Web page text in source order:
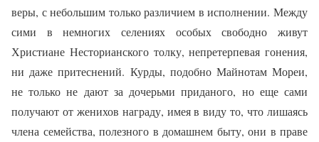
веры, с небольшим только различием в исполнении. Между
сими в немногих селениях особых свободно живут
Христиане Несторианского толку, непретерпевая гонения,
ни даже притеснений. Курды, подобно Майнотам Мореи,
не только не дают за дочерьми приданого, но еще сами
получают от женихов награду, имея в виду то, что лишаясь
члена семейства, полезного в домашнем быту, они в праве